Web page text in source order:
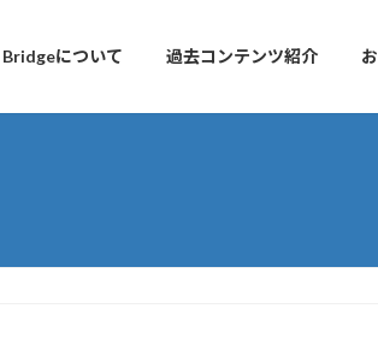
について 過去コンテンツ紹介